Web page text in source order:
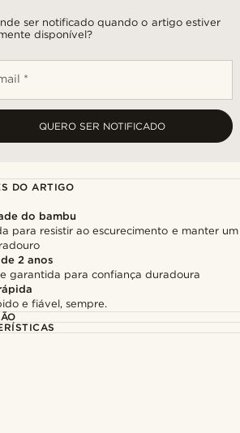
ser notificado quando o artigo estiver
disponível?
*
QUERO SER NOTIFICADO
DO ARTIGO
do bambu
para resistir ao escurecimento e manter um
2 anos
garantida para confiança duradoura
e fiável, sempre.